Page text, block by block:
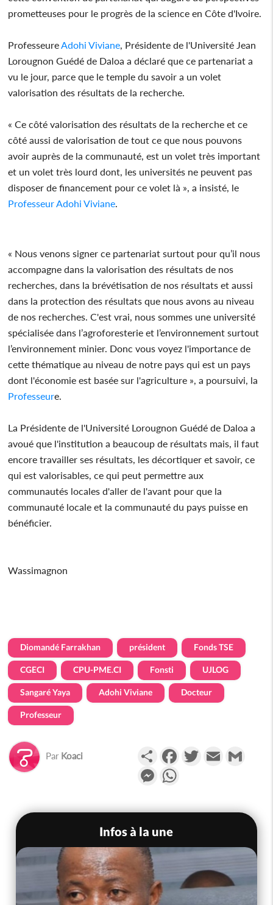
prometteuses pour le progrès de la science en Côte d'Ivoire.
Professeure Adohi Viviane , Présidente de l'Université Jean
Lorougnon Guédé de Daloa a déclaré que ce partenariat a
vu le jour, parce que le temple du savoir a un volet
valorisation des résultats de la recherche.
« Ce côté valorisation des résultats de la recherche et ce
côté aussi de valorisation de tout ce que nous pouvons
avoir auprès de la communauté, est un volet très important
et un volet très lourd dont, les universités ne peuvent pas
disposer de financement pour ce volet là », a insisté, le
Professeur Adohi Viviane
« Nous venons signer ce partenariat surtout pour qu’il nous
accompagne dans la valorisation des résultats de nos
recherches, dans la brévétisation de nos résultats et aussi
dans la protection des résultats que nous avons au niveau
de nos recherches. C'est vrai, nous sommes une université
spécialisée dans l’agroforesterie et l’environnement surtout
l’environnement minier. Donc vous voyez l'importance de
cette thématique au niveau de notre pays qui est un pays
dont l'économie est basée sur l'agriculture », a poursuivi, la
Professeure.
La Présidente de l'Université Lorougnon Guédé de Daloa a
avoué que l'institution a beaucoup de résultats mais, il faut
encore travailler ses résultats, les décortiquer et savoir, ce
qui est valorisables, ce qui peut permettre aux
communautés locales d'aller de l'avant pour que la
communauté locale et la communauté du pays puisse en
bénéficier.
Wassimagnon
Diomandé Farrakhan président Fonds TSE
CGECI CPU-PME.CI Fonsti UJLOG
Sangaré Yaya Adohi Viviane Docteur
Professeur
Par Koaci PartagerFacebookTwitterEmail
Messenger
Infos à la une